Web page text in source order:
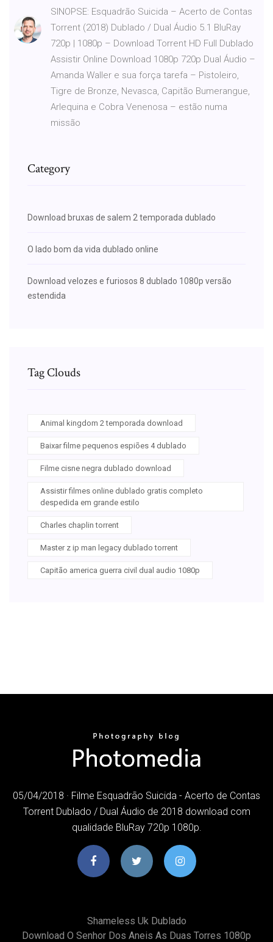
SINOPSE: Esquadrão Suicida – Acerto de Contas
Torrent (2018) Dublado / Dual Áudio 5.1 BluRay
720p | 1080p – Download Torrent HD Full Dublado
Assistir Online Download 1080p 720p Dual Áudio –
Amanda Waller e sua força tarefa – Pistoleiro,
Tigre de Bronze, Nevasca, Capitão Bumerangue,
Arlequina e Cobra Venenosa – estão numa
missão
Category
Download bruxas de salem 2 temporada dublado
O lado bom da vida dublado online
Download velozes e furiosos 8 dublado 1080p versão
estendida
Tag Clouds
Animal kingdom 2 temporada download
Baixar filme pequenos espiões 4 dublado
Filme cisne negra dublado download
Assistir filmes online dublado gratis completo
despedida em grande estilo
Charles chaplin torrent
Master z ip man legacy dublado torrent
Capitão america guerra civil dual audio 1080p
05/04/2018 · Filme Esquadrão Suicida - Acerto de Contas
Torrent Dublado / Dual Áudio de 2018 download com
qualidade BluRay 720p 1080p.
Shameless Uk Dublado
Download O Senhor Dos Aneis As Duas Torres 1080p